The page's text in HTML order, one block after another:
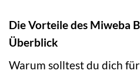
Die Vorteile des Miweba
Überblick
Warum solltest du dich